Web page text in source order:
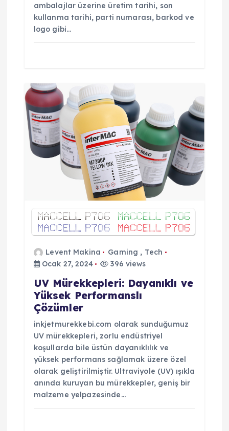
ambalajlar üzerine üretim tarihi, son
kullanma tarihi, parti numarası, barkod ve
logo gibi…
Levent Makina Gaming , Tech
Ocak 27, 2024
396 views
UV Mürekkepleri: Dayanıklı ve
Yüksek Performanslı
Çözümler
inkjetmurekkebi.com olarak sunduğumuz
UV mürekkepleri, zorlu endüstriyel
koşullarda bile üstün dayanıklılık ve
yüksek performans sağlamak üzere özel
olarak geliştirilmiştir. Ultraviyole (UV) ışıkla
anında kuruyan bu mürekkepler, geniş bir
malzeme yelpazesinde…